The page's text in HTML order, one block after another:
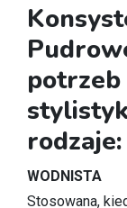
rodzaje:
WODNISTA
Stosowana,